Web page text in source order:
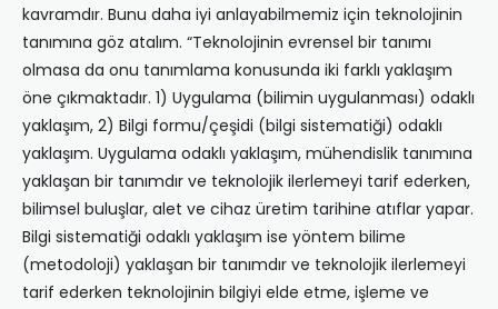
kavramdır. Bunu daha iyi anlayabilmemiz için teknolojinin
tanımına göz atalım. “Teknolojinin evrensel bir tanımı
olmasa da onu tanımlama konusunda iki farklı yaklaşım
öne çıkmaktadır. 1) Uygulama (bilimin uygulanması) odaklı
yaklaşım, 2) Bilgi formu/çeşidi (bilgi sistematiği) odaklı
yaklaşım. Uygulama odaklı yaklaşım, mühendislik tanımına
yaklaşan bir tanımdır ve teknolojik ilerlemeyi tarif ederken,
bilimsel buluşlar, alet ve cihaz üretim tarihine atıflar yapar.
Bilgi sistematiği odaklı yaklaşım ise yöntem bilime
(metodoloji) yaklaşan bir tanımdır ve teknolojik ilerlemeyi
tarif ederken teknolojinin bilgiyi elde etme, işleme ve